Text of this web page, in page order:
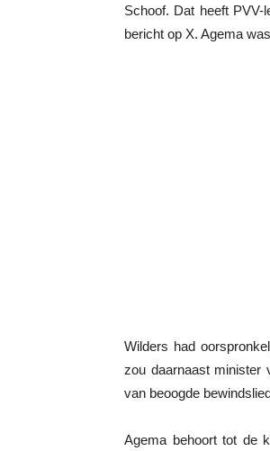
Schoof. Dat heeft
bericht op X. Agema
Wilders had
zou daarnaast minister
van beoogde
Agema behoort tot de